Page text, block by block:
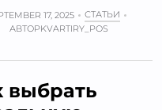
17, 2025
СТАТЬИ
АВТОРKVARTIRY_POS
выбрать